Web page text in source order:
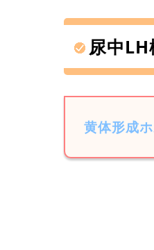
尿中
黄体形成